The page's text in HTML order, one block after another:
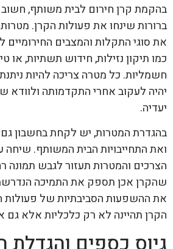
בהקמת קרן חירום לבית משותף, חשוב
ברורות שינחו את פעולות הקרן.
את סוגי התקלות והמצבים החירומיים
כמו תיקון נזילות, חידוש תשתיות, או
חשמליות. כל מטרה צריכה להיות
יהיה לעקוב אחרי התקדמותה ולוודא
יעדיה.
בהגדרת המטרות, יש לקחת בחשבון גם
ואת התחייבויות הבית המשותף. שיחה
הצרכים והמטרות תעזור לגבש תמונה
שהקרן אכן תספק את התמיכה
את ההשפעות הסביבתיות של פעולות
הקרן תהיינה לא רק כלכליות אלא גם